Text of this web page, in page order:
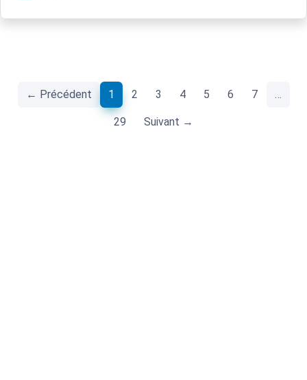
← Précédent 1 (current)
2 3 4 5 6 7 …
29 Suivant →